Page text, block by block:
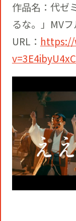
作品名：代ゼ
るな。」MVフ
URL：